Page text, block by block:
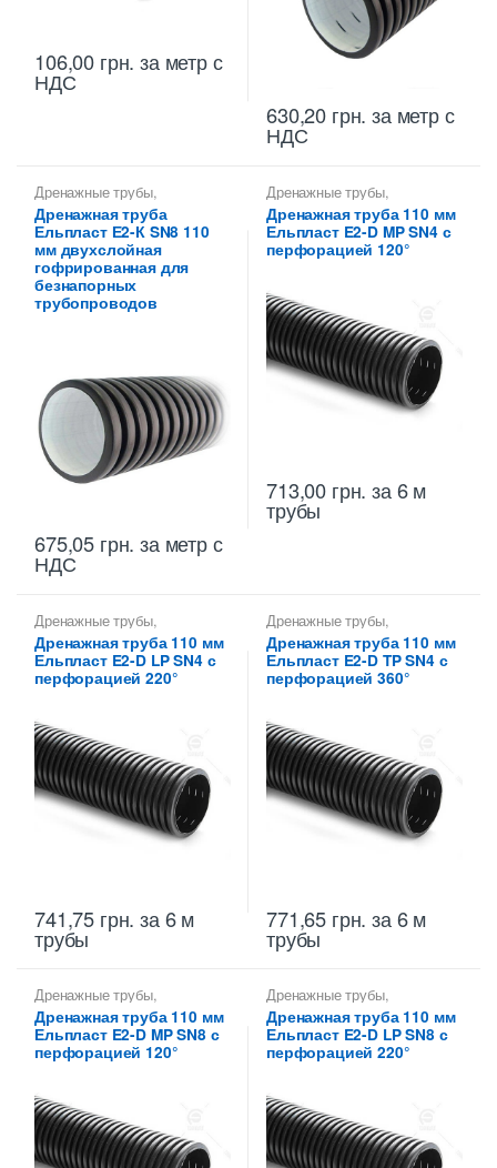
106,00 грн. за метр с
НДС
630,20 грн. за метр с
НДС
Дренажные трубы,
Дренажные трубы 110 мм
Трубы дренажные
гофрированные
Дренажная труба
Ельпласт Е2-К SN8 110
мм двухслойная
гофрированная для
безнапорных
трубопроводов
675,05 грн. за метр с
НДС
Дренажные трубы,
Дренажные трубы 110 мм
Дренажная труба 110 мм
Ельпласт E2-D MP SN4 с
перфорацией 120°
713,00 грн. за 6 м
трубы
Дренажные трубы,
Дренажные трубы 110 мм
Дренажная труба 110 мм
Ельпласт E2-D LP SN4 с
перфорацией 220°
741,75 грн. за 6 м
трубы
Дренажные трубы,
Дренажные трубы 110 мм
Дренажная труба 110 мм
Ельпласт E2-D TP SN4 с
перфорацией 360°
771,65 грн. за 6 м
трубы
Дренажные трубы,
Дренажные трубы 110 мм
Дренажная труба 110 мм
Ельпласт E2-D MP SN8 с
перфорацией 120°
Дренажные трубы,
Дренажные трубы 110 мм
Дренажная труба 110 мм
Ельпласт E2-D LP SN8 с
перфорацией 220°